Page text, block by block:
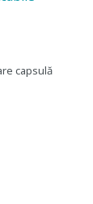
capsulă